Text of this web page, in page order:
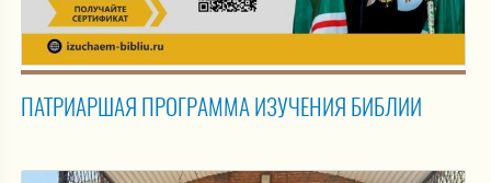
ПАТРИАРШАЯ ПРОГРАММА ИЗУЧЕНИЯ БИБЛИИ